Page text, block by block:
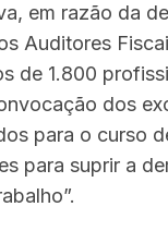
em razão da
Auditores
de 1.800
dos
para o curso
para suprir a